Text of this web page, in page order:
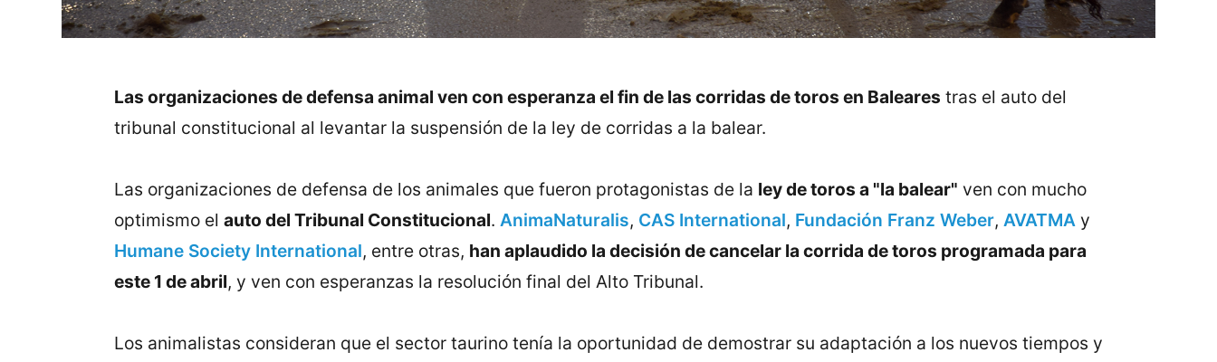
Las organizaciones de defensa animal ven con esperanza el fin de las corridas de toros en Baleares tras el auto del
tribunal constitucional al levantar la suspensión de la ley de corridas a la balear.
Las organizaciones de defensa de los animales que fueron protagonistas de la ley de toros a "la balear" ven con mucho
optimismo el auto del Tribunal Constitucional. AnimaNaturalis, CAS International, Fundación Franz Weber, AVATMAy
Humane Society International, entre otras, han aplaudido la decisión de cancelar la corrida de toros programada para
este 1 de abril, y ven con esperanzas la resolución final del Alto Tribunal.
Los animalistas consideran que el sector taurino tenía la oportunidad de demostrar su adaptación a los nuevos tiempos y